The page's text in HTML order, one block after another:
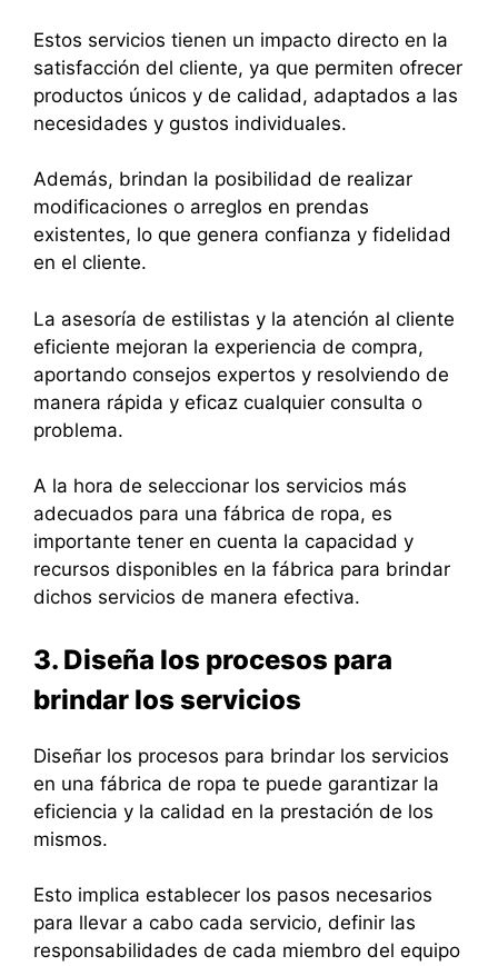
Estos servicios tienen un impacto directo en la
satisfacción del cliente, ya que permiten ofrecer
productos únicos y de calidad, adaptados a las
necesidades y gustos individuales.
Además, brindan la posibilidad de realizar
modificaciones o arreglos en prendas
existentes, lo que genera confianza y fidelidad
en el cliente.
La asesoría de estilistas y la atención al cliente
eficiente mejoran la experiencia de compra,
aportando consejos expertos y resolviendo de
manera rápida y eficaz cualquier consulta o
problema.
A la hora de seleccionar los servicios más
adecuados para una fábrica de ropa, es
importante tener en cuenta la capacidad y
recursos disponibles en la fábrica para brindar
dichos servicios de manera efectiva.
3. Diseña los procesos para
brindar los servicios
Diseñar los procesos para brindar los servicios
en una fábrica de ropa te puede garantizar la
eficiencia y la calidad en la prestación de los
mismos.
Esto implica establecer los pasos necesarios
para llevar a cabo cada servicio, definir las
responsabilidades de cada miembro del equipo